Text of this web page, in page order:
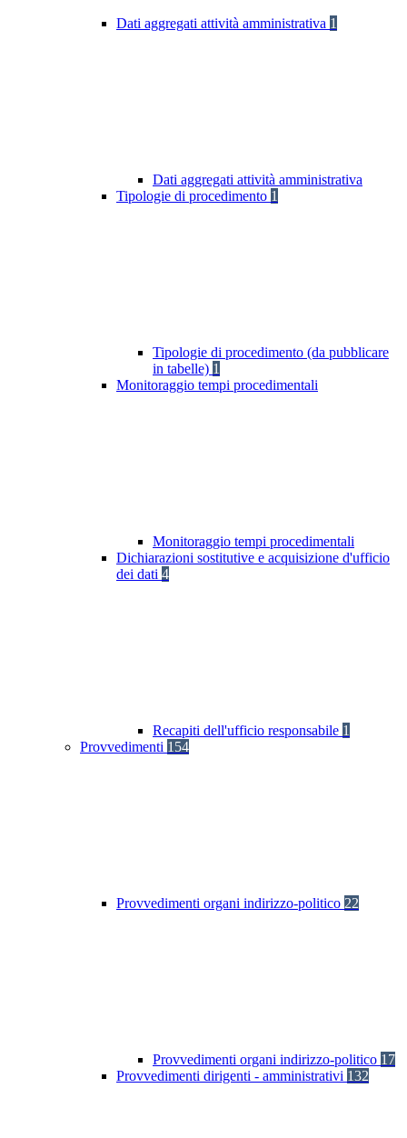
Dati aggregati attività amministrativa 1
Dati aggregati attività amministrativa
Tipologie di procedimento 1
Tipologie di procedimento (da pubblicare
in tabelle) 1
Monitoraggio tempi procedimentali
Monitoraggio tempi procedimentali
Dichiarazioni sostitutive e acquisizione d'ufficio
dei dati 4
Recapiti dell'ufficio responsabile 1
Provvedimenti 154
Provvedimenti organi indirizzo-politico 22
Provvedimenti organi indirizzo-politico 17
Provvedimenti dirigenti - amministrativi 132